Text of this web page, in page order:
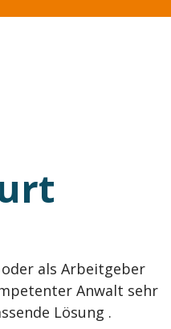
als Arbeitgeber
Anwalt sehr
Lösung .